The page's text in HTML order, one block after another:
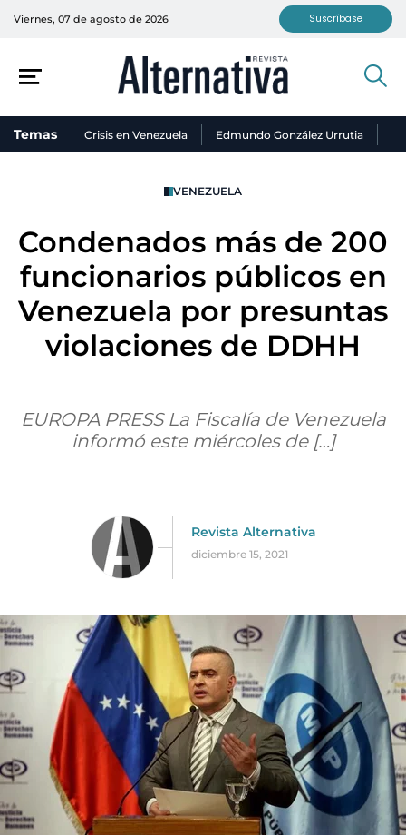
Viernes, 07 de agosto de 2026 Suscríbase
Temas Crisis en Venezuela Edmundo González Urrutia
VENEZUELA
Condenados más de 200
funcionarios públicos en
Venezuela por presuntas
violaciones de DDHH
EUROPA PRESS La Fiscalía de Venezuela
informó este miércoles de […]
Revista Alternativa
diciembre 15, 2021